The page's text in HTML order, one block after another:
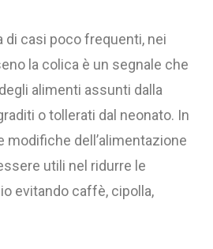
di casi poco frequenti, nei
la colica è un segnale che
alimenti assunti dalla
o tollerati dal neonato. In
modifiche dell’alimentazione
utili nel ridurre le
evitando caffè, cipolla,